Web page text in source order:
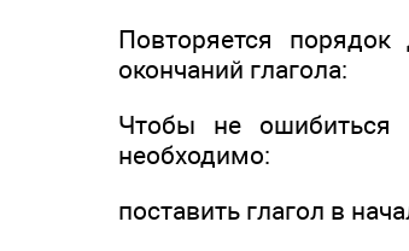
Повторяется
окончаний глагола:
Чтобы не ошибиться
необходимо:
поставить глагол в